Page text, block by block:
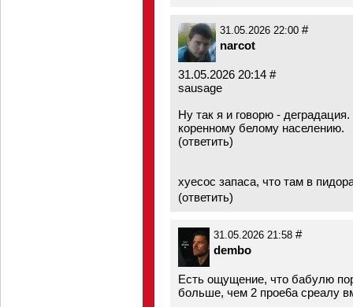
31.05.2026 22:00 #
narcot
31.05.2026 20:14 #
sausage
Ну так я и говорю -
коренному белому населению.
(ответить)
хуесос запаса, что там в
(ответить)
31.05.2026 21:58 #
dembo
Есть ощущение, что бабулю
больше, чем 2 прое6а среалу